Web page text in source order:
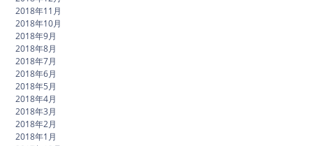
2018年11月
2018年10月
2018年9月
2018年8月
2018年7月
2018年6月
2018年5月
2018年4月
2018年3月
2018年2月
2018年1月